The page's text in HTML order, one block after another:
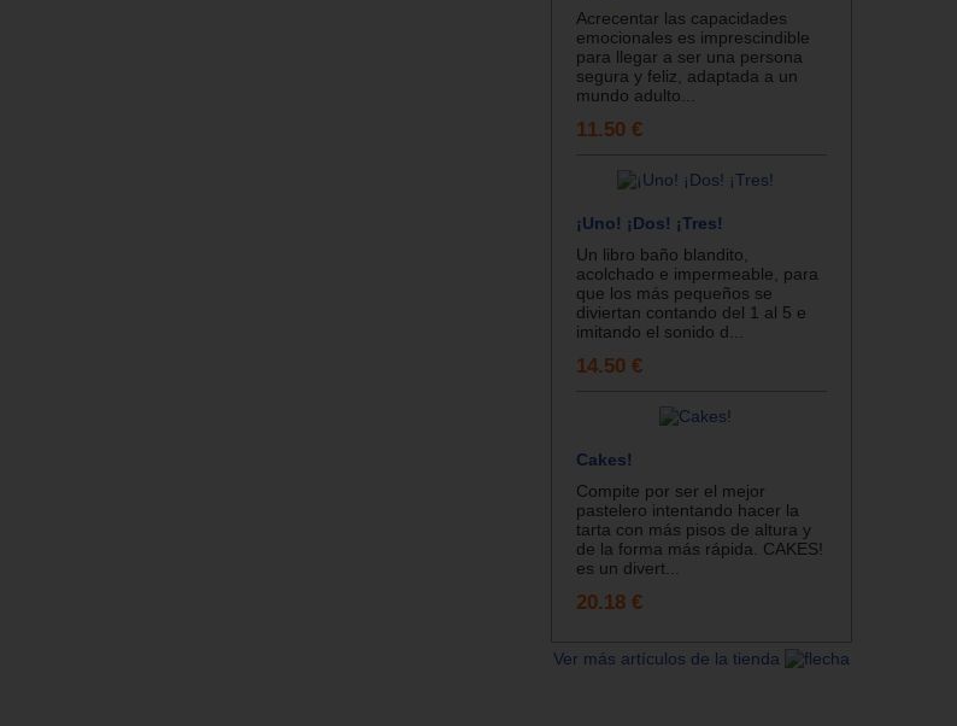
Acrecentar las capacidades
emocionales es imprescindible
para llegar a ser una persona
segura y feliz, adaptada a un
mundo adulto...
11.50 €
¡Uno! ¡Dos! ¡Tres!
Un libro baño blandito,
acolchado e impermeable, para
que los más pequeños se
diviertan contando del 1 al 5 e
imitando el sonido d...
14.50 €
Cakes!
Compite por ser el mejor
pastelero intentando hacer la
tarta con más pisos de altura y
de la forma más rápida. CAKES!
es un divert...
20.18 €
Ver más artículos de la tienda